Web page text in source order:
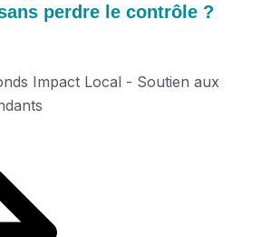
perdre le contrôle ?
Impact Local - Soutien aux